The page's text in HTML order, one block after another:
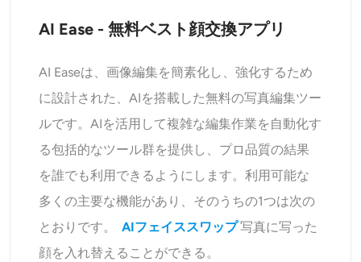
AI Ease - 無料ベスト顔交換アプリ
AI Easeは、画像編集を簡素化し、強化するため
に設計された、AIを搭載した無料の写真編集ツー
ルです。AIを活用して複雑な編集作業を自動化す
る包括的なツール群を提供し、プロ品質の結果
を誰でも利用できるようにします。利用可能な
多くの主要な機能があり、そのうちの1つは次の
とおりです。
AIフェイススワップ写真に写った
顔を入れ替えることができる。